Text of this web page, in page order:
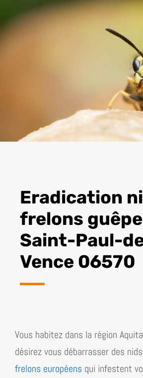
Eradication
frelons
Saint-Paul-
Vence 06570
Vous habitez dans la région
désirez vous débarrasser des
frelons européens qui infestent